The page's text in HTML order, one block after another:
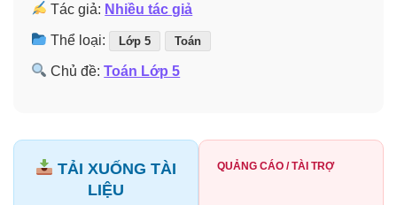
Tác giả: Nhiều tác giả
Thể loại: Lớp 5 Toán
Chủ đề:Toán Lớp 5
TẢI XUỐNG TÀI
LIỆU
QUẢNG CÁO / TÀI TRỢ